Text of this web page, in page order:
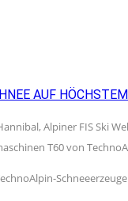
AUF
Alpiner FIS Ski
T60 von